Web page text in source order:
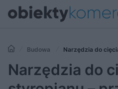
Budowa
Narzędzia do
w praktyce wykonawcze
Narzędzia do